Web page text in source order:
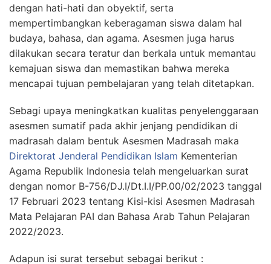
dengan hati-hati dan obyektif, serta
mempertimbangkan keberagaman siswa dalam hal
budaya, bahasa, dan agama. Asesmen juga harus
dilakukan secara teratur dan berkala untuk memantau
kemajuan siswa dan memastikan bahwa mereka
mencapai tujuan pembelajaran yang telah ditetapkan.
Sebagi upaya meningkatkan kualitas penyelenggaraan
asesmen sumatif pada akhir jenjang pendidikan di
madrasah dalam bentuk Asesmen Madrasah maka
Direktorat Jenderal Pendidikan Islam Kementerian
Agama Republik Indonesia telah mengeluarkan surat
dengan nomor B-756/DJ.I/Dt.I.I/PP.00/02/2023 tanggal
17 Februari 2023 tentang Kisi-kisi Asesmen Madrasah
Mata Pelajaran PAI dan Bahasa Arab Tahun Pelajaran
2022/2023.
Adapun isi surat tersebut sebagai berikut :